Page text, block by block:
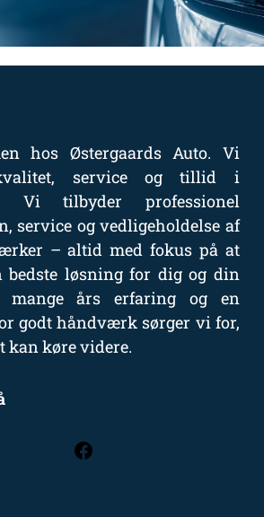
hos Østergaards Auto. Vi
service og tillid i
Vi tilbyder professionel
service og vedligeholdelse af
– altid med fokus på at
bedste løsning for dig og din
mange års erfaring og en
godt håndværk sørger vi for,
kan køre videre.